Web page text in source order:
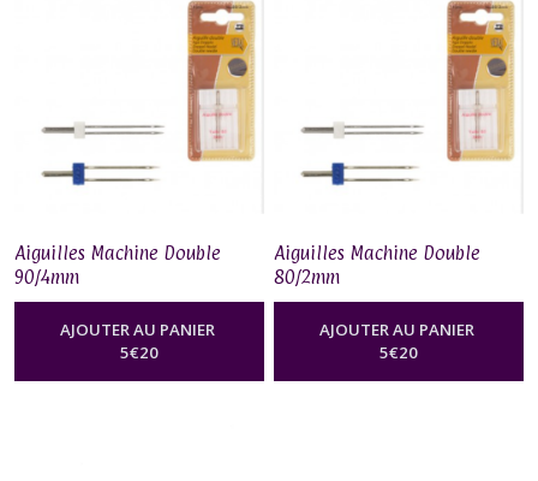
Aiguilles Machine Double
90/4mm
AJOUTER AU PANIER
5€20
Aiguilles Machine Double
80/2mm
AJOUTER AU PANIER
5€20
résultats